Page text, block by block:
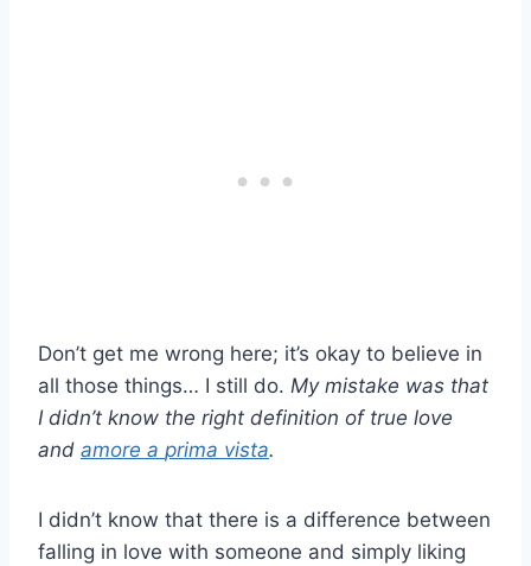
Don’t get me wrong here; it’s okay to believe in
all those things… I still do. My mistake was that
I didn’t know the right definition of true love
and amore a prima vista.
I didn’t know that there is a difference between
falling in love with someone and simply liking